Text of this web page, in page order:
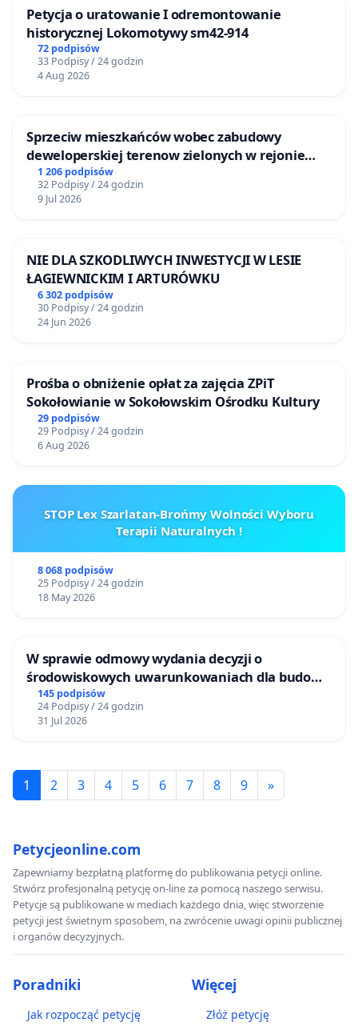
Petycja o uratowanie I odremontowanie
historycznej Lokomotywy sm42-914
72 podpisów
33 Podpisy / 24 godzin
4 Aug 2026
Sprzeciw mieszkańców wobec zabudowy
deweloperskiej terenow zielonych w rejonie
Bulwarów Straceńskich w Bielsku-Białej
1 206 podpisów
32 Podpisy / 24 godzin
9 Jul 2026
NIE DLA SZKODLIWYCH INWESTYCJI W LESIE
ŁAGIEWNICKIM I ARTURÓWKU
6 302 podpisów
30 Podpisy / 24 godzin
24 Jun 2026
Prośba o obniżenie opłat za zajęcia ZPiT
Sokołowianie w Sokołowskim Ośrodku Kultury
29 podpisów
29 Podpisy / 24 godzin
6 Aug 2026
STOP Lex Szarlatan-Brońmy Wolności Wyboru
Terapii Naturalnych !
8 068 podpisów
25 Podpisy / 24 godzin
18 May 2026
W sprawie odmowy wydania decyzji o
środowiskowych uwarunkowaniach dla budowy
zakładu wytwarzania biometanu „Krynki” w
Ostrowiu Południowym oraz ochrony
mieszkańców i Puszczy Knyszyńskiej
145 podpisów
24 Podpisy / 24 godzin
31 Jul 2026
1 2 3 4 5 6 7 8 9 »
Petycjeonline.com
Zapewniamy bezpłatną platformę do publikowania petycji online.
Stwórz profesjonalną petycję on-line za pomocą naszego serwisu.
Petycje są publikowane w mediach każdego dnia, więc stworzenie
petycji jest świetnym sposobem, na zwrócenie uwagi opinii publicznej
i organów decyzyjnych.
Poradniki
Jak rozpocząć petycję
Więcej
Złóż petycję